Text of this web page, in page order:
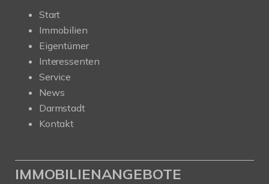
Start
Immobilien
Eigentümer
Interessenten
Service
News
Darmstadt
Kontakt
IMMOBILIENANGEBOTE